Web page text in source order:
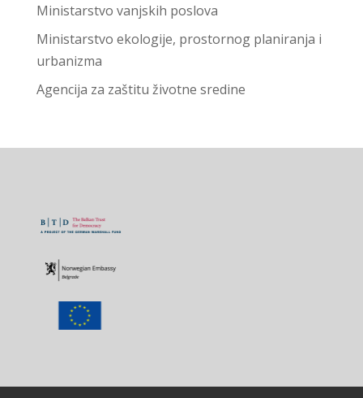
Ministarstvo vanjskih poslova
Ministarstvo ekologije, prostornog planiranja i
urbanizma
Agencija za zaštitu životne sredine